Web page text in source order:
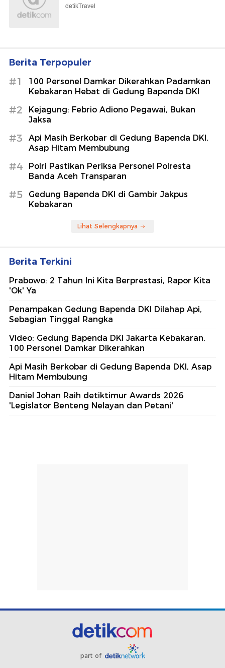
detikTravel
Berita Terpopuler
#1
100 Personel Damkar Dikerahkan Padamkan
Kebakaran Hebat di Gedung Bapenda DKI
#2
Kejagung: Febrio Adiono Pegawai, Bukan
Jaksa
#3
Api Masih Berkobar di Gedung Bapenda DKI,
Asap Hitam Membubung
#4
Polri Pastikan Periksa Personel Polresta
Banda Aceh Transparan
#5
Gedung Bapenda DKI di Gambir Jakpus
Kebakaran
Lihat Selengkapnya
Berita Terkini
Prabowo: 2 Tahun Ini Kita Berprestasi, Rapor Kita
'Ok' Ya
Penampakan Gedung Bapenda DKI Dilahap Api,
Sebagian Tinggal Rangka
Video: Gedung Bapenda DKI Jakarta Kebakaran,
100 Personel Damkar Dikerahkan
Api Masih Berkobar di Gedung Bapenda DKI, Asap
Hitam Membubung
Daniel Johan Raih detiktimur Awards 2026
'Legislator Benteng Nelayan dan Petani'
part of